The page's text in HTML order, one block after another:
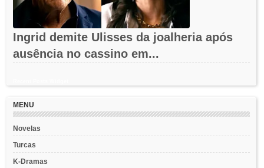
Ingrid demite Ulisses da joalheria após
ausência no cassino em...
MENU
Novelas
Turcas
K-Dramas